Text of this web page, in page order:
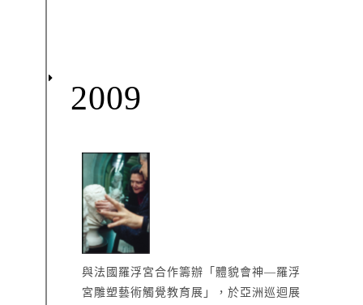
2009
與法國羅浮宮合作籌辦「體貌會神—羅浮
宮雕塑藝術觸覺教育展」，於亞洲巡迴展